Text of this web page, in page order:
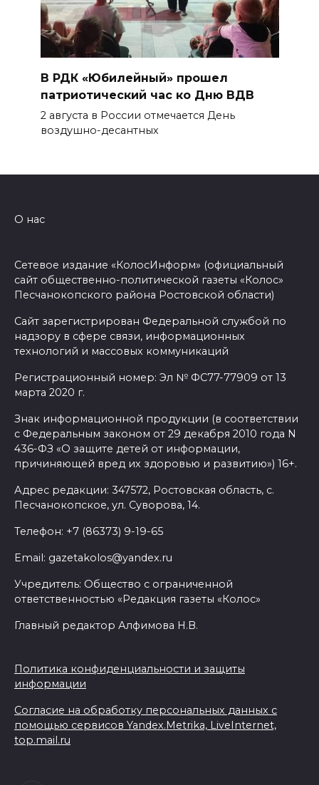
В РДК «Юбилейный» прошел
патриотический час ко Дню ВДВ
2 августа в России отмечается День
воздушно-десантных
О нас
Сетевое издание «КолосИнформ» (официальный
сайт общественно-политической газеты «Колос»
Песчанокопского района Ростовской области)
Сайт зарегистрирован Федеральной службой по
надзору в сфере связи, информационных
технологий и массовых коммуникаций
Регистрационный номер: Эл № ФС77-77909 от 13
марта 2020 г.
Знак информационной продукции (в соответствии
с Федеральным законом от 29 декабря 2010 года N
436-ФЗ «О защите детей от информации,
причиняющей вред их здоровью и развитию») 16+.
Адрес редакции: 347572, Ростовская область, с.
Песчанокопское, ул. Суворова, 14.
Телефон: +7 (86373) 9-19-65
Email: gazetakolos@yandex.ru
Учредитель: Общество с ограниченной
ответственностью «Редакция газеты «Колос»
Главный редактор Алфимова Н.В.
Политика конфиденциальности и защиты
информации
Согласие на обработку персональных данных с
помощью сервисов Yandex.Metrika, LiveInternet,
top.mail.ru